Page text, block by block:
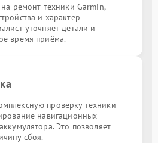
на ремонт техники Garmin,
и характер
уточняет детали и
время приёма.
проверку техники
навигационных
Это позволяет
сбоя.